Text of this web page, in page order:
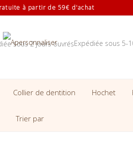
à partir de 59€ d'achat
Expédiée sous 5-
Collier de dentition Hochet
Trier par